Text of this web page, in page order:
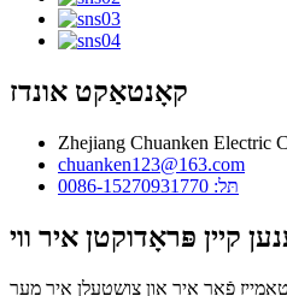
קאָנטאַקט אונדז
Zhejiang Chuanken Electric
chuanken123@163.com
תּל: 0086-15270931770
פֿאַר איר און צושטעלן איר מער